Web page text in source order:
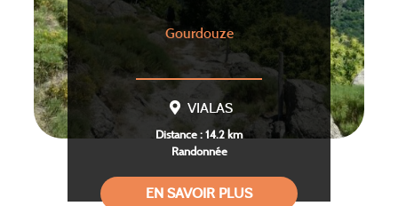
Gourdouze
VIALAS
Distance : 14.2 km
Randonnée
EN SAVOIR PLUS